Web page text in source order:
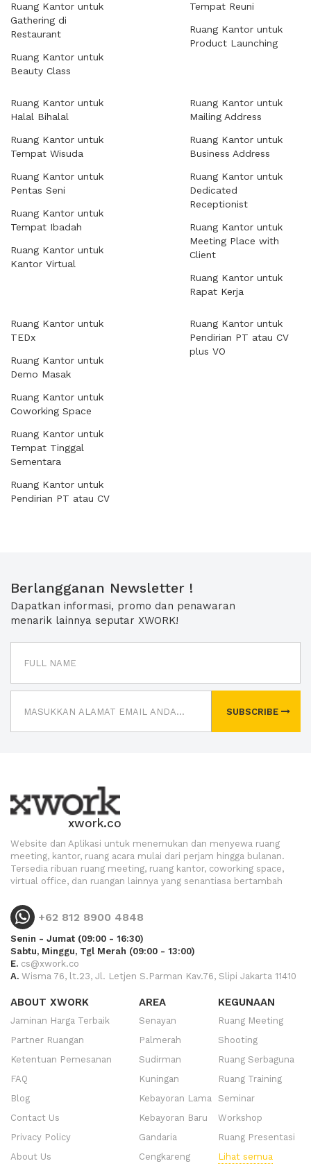
Ruang Kantor untuk
Gathering di
Restaurant
Ruang Kantor untuk
Beauty Class
Tempat Reuni
Ruang Kantor untuk
Product Launching
Ruang Kantor untuk
Halal Bihalal
Ruang Kantor untuk
Tempat Wisuda
Ruang Kantor untuk
Pentas Seni
Ruang Kantor untuk
Tempat Ibadah
Ruang Kantor untuk
Kantor Virtual
Ruang Kantor untuk
Mailing Address
Ruang Kantor untuk
Business Address
Ruang Kantor untuk
Dedicated
Receptionist
Ruang Kantor untuk
Meeting Place with
Client
Ruang Kantor untuk
Rapat Kerja
Ruang Kantor untuk
TEDx
Ruang Kantor untuk
Demo Masak
Ruang Kantor untuk
Coworking Space
Ruang Kantor untuk
Tempat Tinggal
Sementara
Ruang Kantor untuk
Pendirian PT atau CV
Ruang Kantor untuk
Pendirian PT atau CV
plus VO
Berlangganan Newsletter !
Dapatkan informasi, promo dan penawaran
menarik lainnya seputar XWORK!
SUBSCRIBE
xwork.co
Website dan Aplikasi untuk menemukan dan menyewa ruang
meeting, kantor, ruang acara mulai dari perjam hingga bulanan.
Tersedia ribuan ruang meeting, ruang kantor, coworking space,
virtual office, dan ruangan lainnya yang senantiasa bertambah
+62 812 8900 4848
Senin - Jumat (09:00 - 16:30)
Sabtu, Minggu, Tgl Merah (09:00 - 13:00)
E. cs@xwork.co
A. Wisma 76, lt.23, Jl. Letjen S.Parman Kav.76, Slipi Jakarta 11410
ABOUT XWORK
Jaminan Harga Terbaik
Partner Ruangan
Ketentuan Pemesanan
FAQ
Blog
Contact Us
Privacy Policy
About Us
AREA
Senayan
Palmerah
Sudirman
Kuningan
Kebayoran Lama
Kebayoran Baru
Gandaria
Cengkareng
KEGUNAAN
Ruang Meeting
Shooting
Ruang Serbaguna
Ruang Training
Seminar
Workshop
Ruang Presentasi
Lihat semua